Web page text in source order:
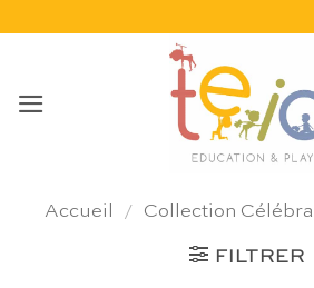
Accueil / Collection
FILTRER